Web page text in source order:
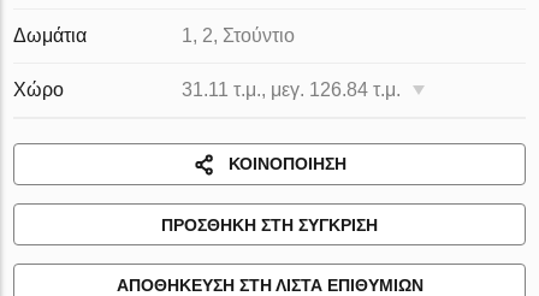
Δωμάτια 1, 2, Στούντιο
Χώρο 31.11 τ.μ., μεγ. 126.84 τ.μ.
ΚΟΙΝΟΠΟΊΗΣΗ
ΠΡΟΣΘΉΚΗ ΣΤΗ ΣΎΓΚΡΙΣΗ
ΑΠΟΘΉΚΕΥΣΗ ΣΤΗ ΛΊΣΤΑ ΕΠΙΘΥΜΙΏΝ